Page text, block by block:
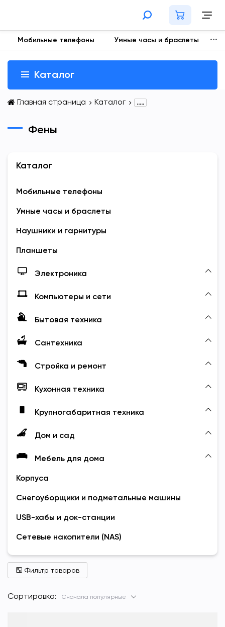
Мобильные телефоны Умные часы и браслеты
Каталог
Главная страница Каталог .....
Фены
Каталог
Мобильные телефоны
Умные часы и браслеты
Наушники и гарнитуры
Планшеты
Электроника
Компьютеры и сети
Бытовая техника
Сантехника
Стройка и ремонт
Кухонная техника
Крупногабаритная техника
Дом и сад
Мебель для дома
Корпуса
Снегоуборщики и подметальные машины
USB-хабы и док-станции
Сетевые накопители (NAS)
Фильтр товаров
Сортировка: Сначала популярные